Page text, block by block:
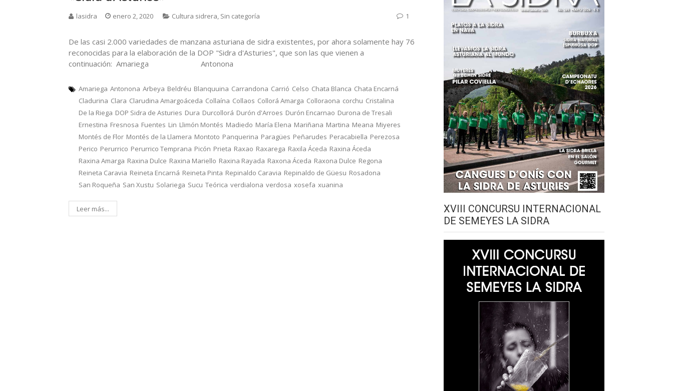
lasidra enero 2, 2020 Cultura sidrera, Sin categoría 1
De las casi 2.000 variedades de manzana asturiana de sidra existentes, por ahora solamente hay 76
reconocidas para la elaboración de la DOP "Sidra d'Asturies", que son las que vienen a
continuación: Amariega Antonona
Amariega Antonona Arbeya Beldréu Blanquuina Carrandona Carrió Celso Chata Blanca Chata Encarná
Cladurina Clara Clarudina Amargoáceda Collaína Collaos Collorá Amarga Colloraona corchu Cristalina
De la Riega DOP Sidra de Asturies Dura Durcollorá Durón d'Arroes Durón Encarnao Durona de Tresali
Ernestina Fresnosa Fuentes Lin Llimón Montés Madiedo María Elena Mariñana Martina Meana Miyeres
Montés de Flor Montés de la Llamera Montoto Panquerina Paragües Peñarudes Peracabiella Perezosa
Perico Perurrico Perurrico Temprana Picón Prieta Raxao Raxarega Raxila Áceda Raxina Áceda
Raxina Amarga Raxina Dulce Raxina Mariello Raxina Rayada Raxona Áceda Raxona Dulce Regona
Reineta Caravia Reineta Encarná Reineta Pinta Repinaldo Caravia Repinaldo de Güesu Rosadona
San Roqueña San Xustu Solariega Sucu Teórica verdialona verdosa xosefa xuanina
Leer más...
XVIII CONCURSU INTERNACIONAL
DE SEMEYES LA SIDRA